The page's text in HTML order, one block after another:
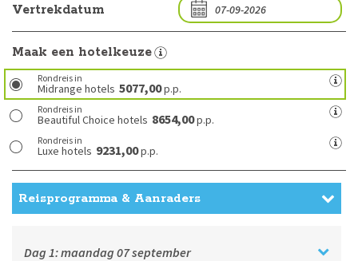
Vertrekdatum
Maak een hotelkeuze
Rondreis in
Midrange hotels 5077,00p.p.
Rondreis in
Beautiful Choice hotels 8654,00p.p.
Rondreis in
Luxe hotels 9231,00p.p.
Reisprogramma & Aanraders
Dag 1:maandag 07 september